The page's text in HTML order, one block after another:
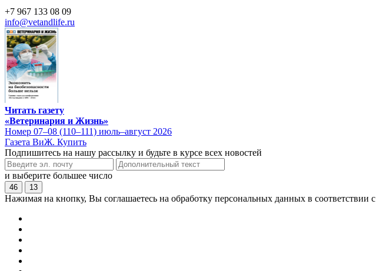
+7 967 133 08 09
info@vetandlife.ru
Читать газету
«Ветеринария и Жизнь»
Номер 07–08 (110–111) июль–август 2026
Газета ВиЖ. Купить
Подпишитесь на нашу рассылку и будьте в курсе всех новостей
и выберите большее число
46 13
Нажимая на кнопку, Вы соглашаетесь на обработку персональных данных в соответствии с